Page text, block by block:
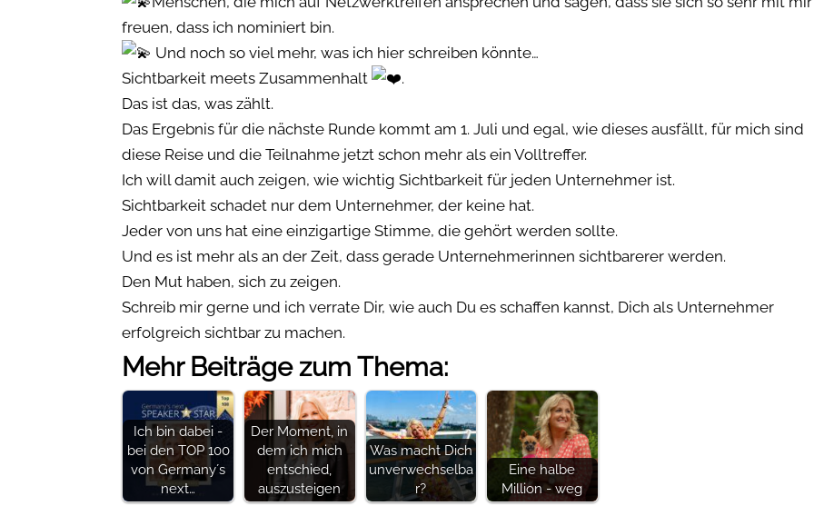
freuen, dass ich nominiert bin.
Und noch so viel mehr, was ich hier schreiben könnte…
Sichtbarkeit meets Zusammenhalt
.
Das ist das, was zählt.
Das Ergebnis für die nächste Runde kommt am 1. Juli und egal, wie dieses ausfällt, für mich sind
diese Reise und die Teilnahme jetzt schon mehr als ein Volltreffer.
Ich will damit auch zeigen, wie wichtig Sichtbarkeit für jeden Unternehmer ist.
Sichtbarkeit schadet nur dem Unternehmer, der keine hat.
Jeder von uns hat eine einzigartige Stimme, die gehört werden sollte.
Und es ist mehr als an der Zeit, dass gerade Unternehmerinnen sichtbarerer werden.
Den Mut haben, sich zu zeigen.
Schreib mir gerne und ich verrate Dir, wie auch Du es schaffen kannst, Dich als Unternehmer
erfolgreich sichtbar zu machen.
Mehr Beiträge zum Thema:
Ich bin dabei -
bei den TOP 100
von Germany´s
next…
Der Moment, in
dem ich mich
entschied,
auszusteigen
Was macht Dich
unverwechselba
r?
Eine halbe
Million - weg